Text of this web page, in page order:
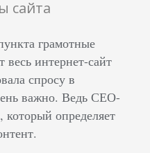
сайта
грамотные
интернет-сайт
спросу в
важно. Ведь СЕО-
который определяет